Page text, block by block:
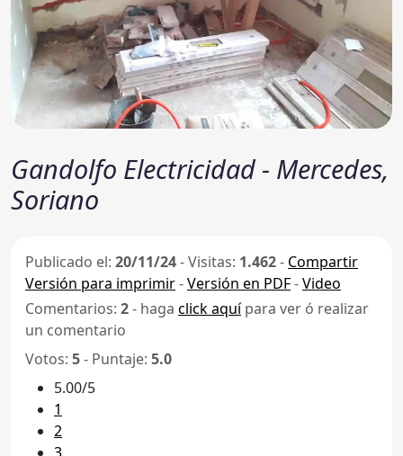
Gandolfo Electricidad - Mercedes,
Soriano
Publicado el: 20/11/24-Visitas: 1.462- Compartir
Versión para imprimir-Versión en PDF-Video
Comentarios: 2- haga click aquípara ver ó realizar
un comentario
Votos: 5- Puntaje: 5.0
5.00/5
1
2
3